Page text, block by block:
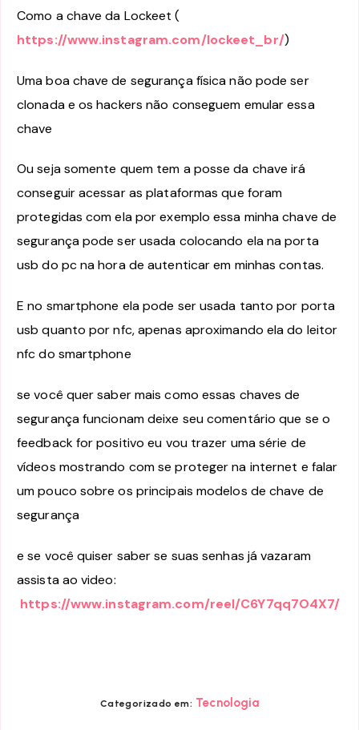
Como a chave da Lockeet (
https://www.instagram.com/lockeet_br/)
Uma boa chave de segurança física não pode ser
clonada e os hackers não conseguem emular essa
chave
Ou seja somente quem tem a posse da chave irá
conseguir acessar as plataformas que foram
protegidas com ela por exemplo essa minha chave de
segurança pode ser usada colocando ela na porta
usb do pc na hora de autenticar em minhas contas.
E no smartphone ela pode ser usada tanto por porta
usb quanto por nfc, apenas aproximando ela do leitor
nfc do smartphone
se você quer saber mais como essas chaves de
segurança funcionam deixe seu comentário que se o
feedback for positivo eu vou trazer uma série de
vídeos mostrando com se proteger na internet e falar
um pouco sobre os principais modelos de chave de
segurança
e se você quiser saber se suas senhas já vazaram
assista ao video:
https://www.instagram.com/reel/C6Y7qq7O4X7/
Categorizado em: Tecnologia